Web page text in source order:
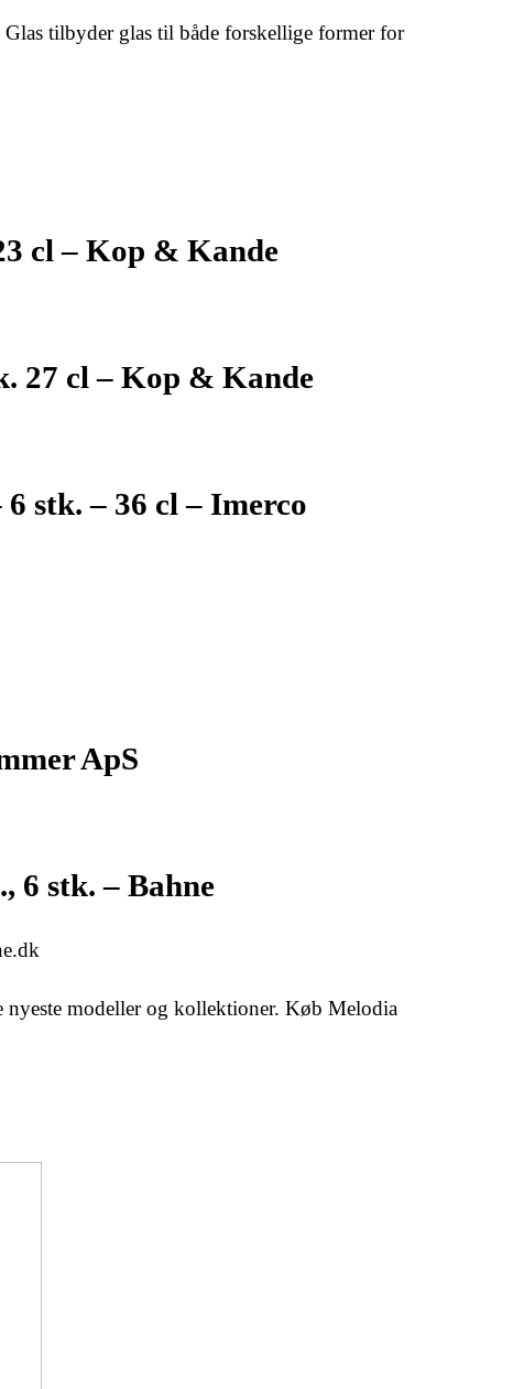
tilbyder glas til både forskellige former for
cl – Kop & Kande
27 cl – Kop & Kande
stk. – 36 cl – Imerco
ApS
6 stk. – Bahne
modeller og kollektioner. Køb Melodia